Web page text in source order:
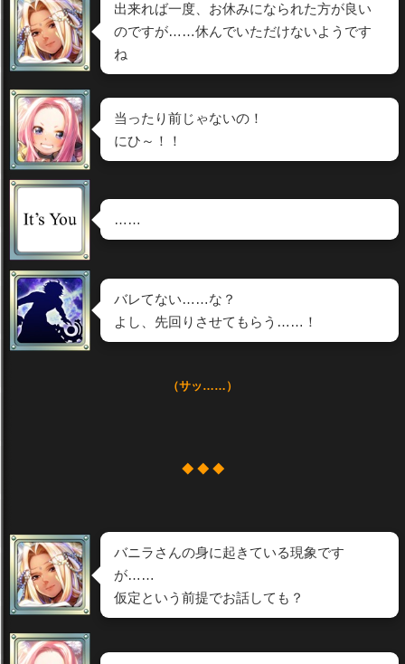
出来れば一度、お休みになられた方が良い
のですが……休んでいただけないようです
ね
当ったり前じゃないの！
にひ～！！
……
バレてない……な？
よし、先回りさせてもらう……！
（サッ……）
◆ ◆ ◆
バニラさんの身に起きている現象です
が……
仮定という前提でお話しても？